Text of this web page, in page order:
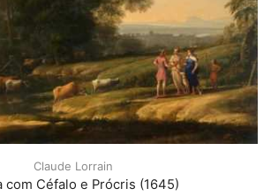
Claude Lorrain
com Céfalo e Prócris (1645)